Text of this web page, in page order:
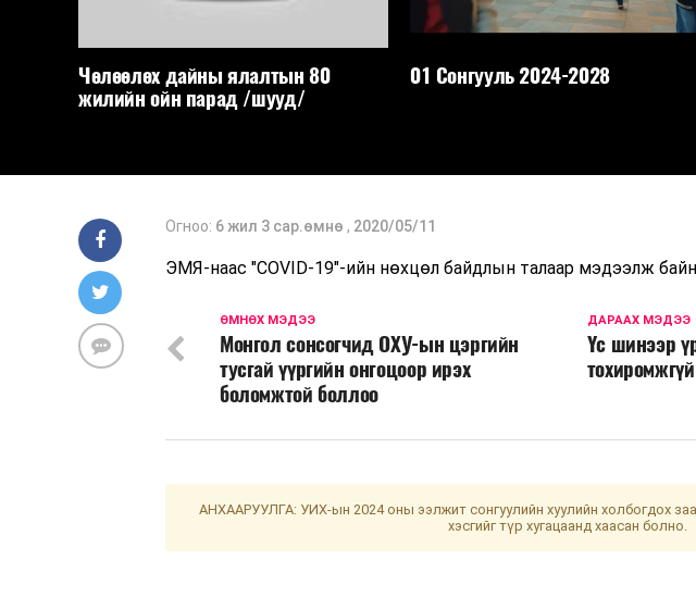
Чөлөөлөх дайны ялалтын 80
жилийн ойн парад /шууд/
01 Сонгууль 2024-2028
Огноо: 6 жил 3 сар.өмнө , 2020/05/11
ЭМЯ-наас "COVID-19"-ийн нөхцөл байдлын талаар мэдээлж
ДАРААХ МЭДЭЭ
Үс шинээр
тохиромжгүй
ӨМНӨХ МЭДЭЭ
Монгол сонсогчид ОХУ-ын цэргийн
тусгай үүргийн онгоцоор ирэх
боломжтой боллоо
АНХААРУУЛГА: УИХ-ын 2024 оны ээлжит сонгуулийн хуулийн холбогдох
хэсгийг түр хугацаанд хаасан болно.